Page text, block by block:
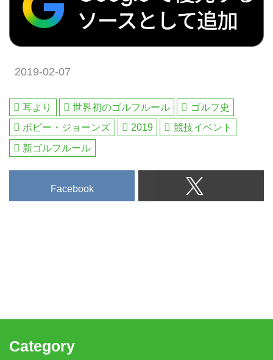
さからに変更になった。試合中に
戸惑うプロの姿が見られるなど、
うだが、この「ドロップ」は時代
2019-02-07
耳より 世界初のゴルフルール
ゴルフ史
ボビー・ジョーンズ
2019
競技イベント
新ゴルフルール
Facebook
Category